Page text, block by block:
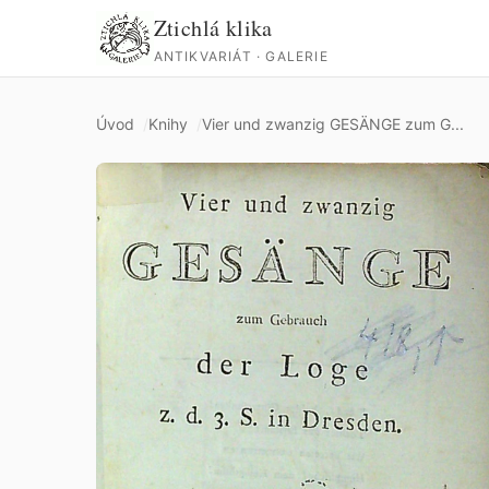
Ztichlá klika
ANTIKVARIÁT · GALERIE
Úvod Knihy Vier und zwanzig GESÄNGE zum G...